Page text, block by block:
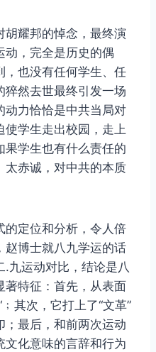
胡耀邦的悼念，最终演
动，完全是历史的偶
，也没有任何学生、任
猝然去世最终引发一场
动力恰恰是中共当局对
使学生走出校园，走上
果学生也有什么责任的
太赤诚，对中共的本质
的定位和分析，令人倍
赵博士就八九学运的话
九运动对比，结论是八
著特征：首先，从表面
其次，它打上了“文革”
；最后，和前两次运动
文化意味的言辞和行为